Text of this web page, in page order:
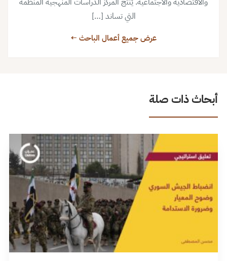
التي تساند […]
عرض جميع أعمال الباحث ←
أبحاث ذات صلة